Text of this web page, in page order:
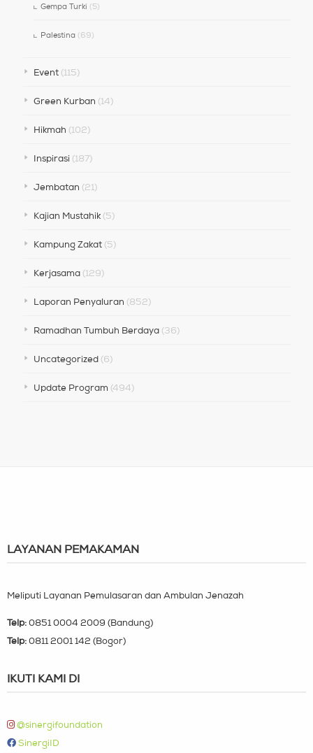
Gempa Turki (5)
Palestina(69)
Event(115)
Green Kurban (14)
Hikmah (102)
Inspirasi(187)
Jembatan (21)
Kajian Mustahik(5)
Kampung Zakat(5)
Kerjasama(129)
Laporan Penyaluran (852)
Ramadhan Tumbuh Berdaya(36)
Uncategorized(6)
Update Program (494)
LAYANAN PEMAKAMAN
Meliputi Layanan Pemulasaran dan Ambulan Jenazah
Telp: 0851 0004 2009 (Bandung)
Telp: 0811 2001 142 (Bogor)
IKUTI KAMI DI
@sinergifoundation
SinergiID